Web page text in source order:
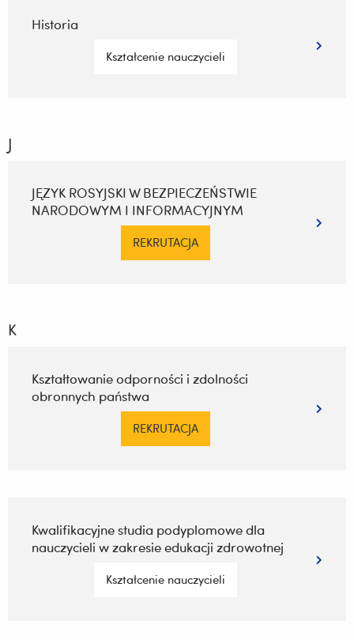
Historia
Kształcenie nauczycieli
J
JĘZYK ROSYJSKI W BEZPIECZEŃSTWIE
NARODOWYM I INFORMACYJNYM
REKRUTACJA
K
Kształtowanie odporności i zdolności
obronnych państwa
REKRUTACJA
Kwalifikacyjne studia podyplomowe dla
nauczycieli w zakresie edukacji zdrowotnej
Kształcenie nauczycieli